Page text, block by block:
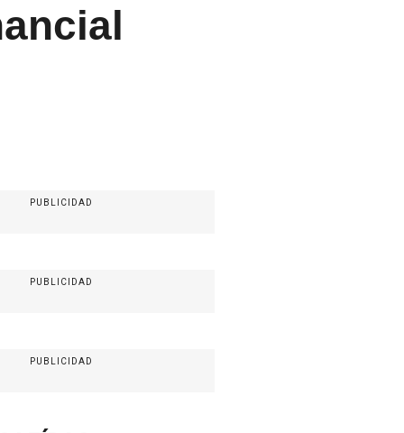
PUBLICIDAD
PUBLICIDAD
PUBLICIDAD